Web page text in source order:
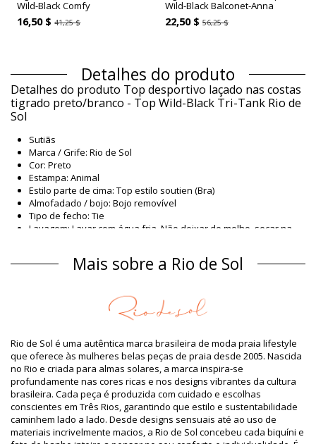
Wild-Black Comfy
16,50 $41,25 $
Wild-Black Balconet-Anna
22,50 $ 56,25 $
Detalhes do produto
Detalhes do produto Top desportivo laçado nas costas
tigrado preto/branco - Top Wild-Black Tri-Tank Rio de
Sol
Sutiãs
Marca / Grife: Rio de Sol
Cor: Preto
Estampa: Animal
Estilo parte de cima: Top estilo soutien (Bra)
Almofadado / bojo: Bojo removível
Tipo de fecho: Tie
Lavagem: Lavar com água fria. Não deixar de molho, secar na
Origem: Feito no Brasil
Material
Material: 86% Polyamide, 14% Elastane (LYCRA XTRA LIFE) Oeko-
Tex Standard
Forro: 86% Polyamide, 14% Elastane (LYCRA XTRA LIFE) Oeko-
Tex Standard
Proteção UV: UPF 50+
Informação do produto
Departamento: Mulher, Sutiãs
O pacote inclui: 1 x Sutiãs (Outros acessórios não incluídos)
Mais sobre a Rio de Sol
Rio de Sol é uma autêntica marca brasileira de moda praia lifestyle
que oferece às mulheres belas peças de praia desde 2005. Nascida
no Rio e criada para almas solares, a marca inspira-se
profundamente nas cores ricas e nos designs vibrantes da cultura
brasileira. Cada peça é produzida com cuidado e escolhas
conscientes em Três Rios, garantindo que estilo e sustentabilidade
caminhem lado a lado. Desde designs sensuais até ao uso de
materiais incrivelmente macios, a Rio de Sol concebeu cada biquíni e